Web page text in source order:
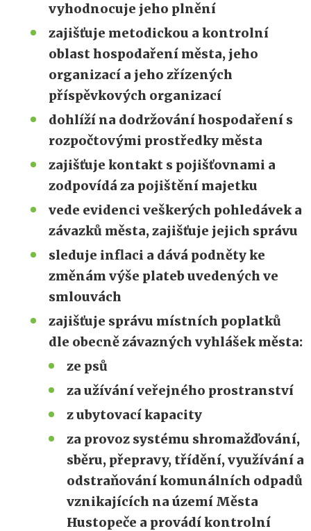
vyhodnocuje jeho plnění
zajišťuje metodickou a kontrolní
oblast hospodaření města, jeho
organizací a jeho zřízených
příspěvkových organizací
dohlíží na dodržování hospodaření s
rozpočtovými prostředky města
zajišťuje kontakt s pojišťovnami a
zodpovídá za pojištění majetku
vede evidenci veškerých pohledávek a
závazků města, zajišťuje jejich správu
sleduje inflaci a dává podněty ke
změnám výše plateb uvedených ve
smlouvách
zajišťuje správu místních poplatků
dle obecně závazných vyhlášek města:
ze psů
za užívání veřejného prostranství
z ubytovací kapacity
za provoz systému shromažďování,
sběru, přepravy, třídění, využívání a
odstraňování komunálních odpadů
vznikajících na území Města
Hustopeče a provádí kontrolní